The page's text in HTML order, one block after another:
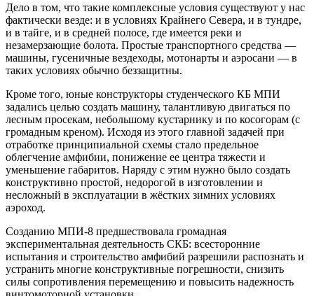
Дело в том, что такие комплексные условия существуют у нас
фактически везде: и в условиях Крайнего Севера, и в тундре,
и в тайге, и в средней полосе, где имеется реки и
незамерзающие болота. Простые транспортного средства —
машины, гусеничные вездеходы, мотонарты и аэросани — в
таких условиях обычно беззащитны.
Кроме того, юные конструкторы студенческого КБ МПИ
задались целью создать машину, талантливую двигаться по
лесным просекам, небольшому кустарнику и по косогорам (с
громадным креном). Исходя из этого главной задачей при
отработке принципиальной схемы стало предельное
облегчение амфибии, понижение ее центра тяжести и
уменьшение габаритов. Наряду с этим нужно было создать
конструктивно простой, недорогой в изготовлении и
несложный в эксплуатации в жёстких зимних условиях
аэроход.
Созданию МПИ-8 предшествовала громадная
экспериментальная деятельность СКБ: всесторонние
испытания и строительство амфибий разрешили распознать и
устранить многие конструктивные погрешности, снизить
силы сопротивления перемещению и повысить надежность